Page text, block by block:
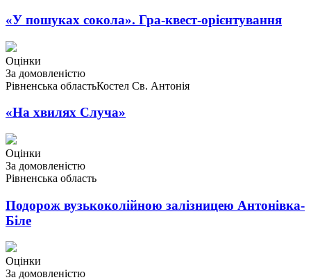
«У пошуках сокола». Гра-квест-орієнтування
Оцінки
За домовленістю
Рівненська областьКостел Св. Антонія
«На хвилях Случа»
Оцінки
За домовленістю
Рівненська область
Подорож вузькоколійною залізницею Антонівка-
Біле
Оцінки
За домовленістю